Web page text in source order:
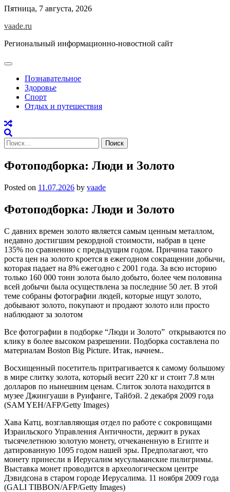
Skip
content
Пятница, 7 августа, 2026
vaade.ru
Региональный информационно-новостной сайт
Познавательное
Здоровье
Спорт
Отдых и путешествия
Найти:
Фотоподборка: Люди и Золото
Posted on 11.07.2026 by vaade
Фотоподборка: Люди и Золото
С давних времен золото является самым ценным металлом,
недавно достигшим рекордной стоимости, набрав в цене
135% по сравнению с предыдущим годом. Причина такого
роста цен на золото кроется в ежегодном сокращении добычи,
которая падает на 8% ежегодно с 2001 года. За всю историю
только 160 000 тонн золота было добыто, более чем половина
всей добычи была осуществлена за последние 50 лет. В этой
теме собраны фотографии людей, которые ищут золото,
добывают золото, покупают и продают золото или просто
наблюдают за золотом
Все фотографии в подборке “Люди и Золото” открываются по
клику в более высоком разрешении. Подборка составлена по
материалам Boston Big Picture. Итак, начнем..
Восхищенный посетитель притрагивается к самому большому
в мире слитку золота, который весит 220 кг и стоит 7.8 млн
долларов по нынешним ценам. Слиток золота находится в
музее Джингуаши в Руифанге, Тайбэй. 2 декабря 2009 года
(SAM YEH/AFP/Getty Images)
Хава Катц, возглавляющая отдел по работе с сокровищами
Израильского Управления Античности, держит в руках
тысячелетнюю золотую монету, отчеканенную в Египте и
датированную 1095 годом нашей эры. Предполагают, что
монету принесли в Иерусалим мусульманские пилигримы.
Выставка монет проводится в археологическом центре
Дэвидсона в старом городе Иерусалима. 11 ноября 2009 года
(GALI TIBBON/AFP/Getty Images)